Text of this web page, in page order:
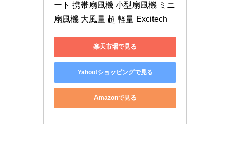
ート 携帯扇風機 小型扇風機 ミニ
扇風機 大風量 超 軽量 Excitech
楽天市場で見る
Yahoo!ショッピングで見る
Amazonで見る